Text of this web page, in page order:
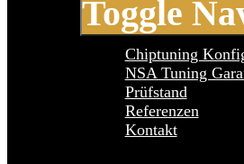
Toggle
Chiptuning
NSA Tuning
Prüfstand
Referenzen
Kontakt
Fiat Palio 178 Palio